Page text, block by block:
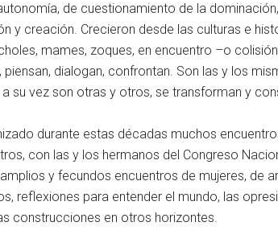
de cuestionamiento de la
y creación. Crecieron desde las culturas e
mames, zoques, en encuentro –o
piensan, dialogan, confrontan. Son las y los
su vez son otras y otros, se transforman y
durante estas décadas muchos
con las y los hermanos del Congreso
y fecundos encuentros de mujeres, de
reflexiones para entender el mundo, las
construcciones en otros horizontes.